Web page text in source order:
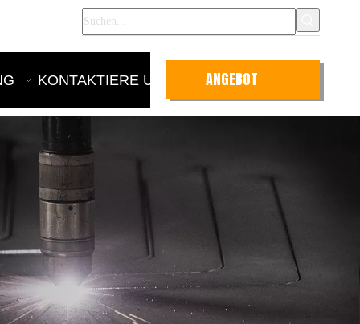
KONTAKTIERE UNS
ANGEBOT
ANFRAGEN